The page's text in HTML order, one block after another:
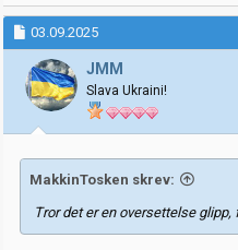
03.09.2025
JMM
Slava Ukraini!
MakkinTosken skrev:
Tror det er en oversettelse